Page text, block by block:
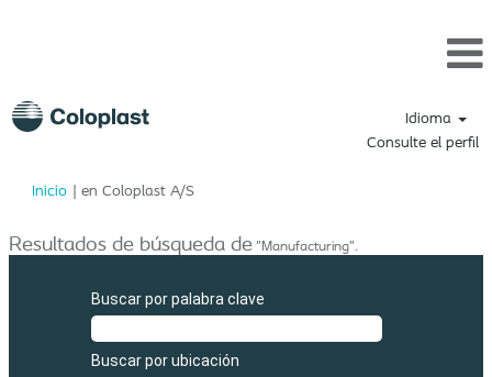
Idioma
Consulte el perfil
Inicio | en Coloplast A/S(página
Resultados de búsqueda de "Manufacturing".
Buscar por palabra clave
Buscar por ubicación